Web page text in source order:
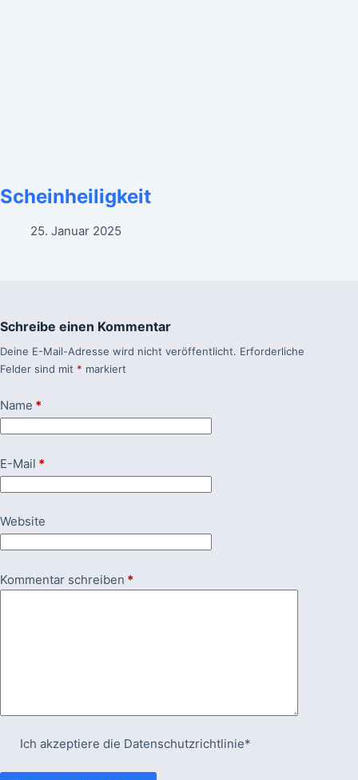
Scheinheiligkeit
25. Januar 2025
Schreibe einen Kommentar
Deine E-Mail-Adresse wird nicht veröffentlicht. Erforderliche
Felder sind mit * markiert
Name *
E-Mail *
Website
Kommentar schreiben *
Ich akzeptiere die Datenschutzrichtlinie*